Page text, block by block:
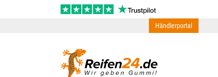
Zum Hauptinhalt springen
Händlerportal